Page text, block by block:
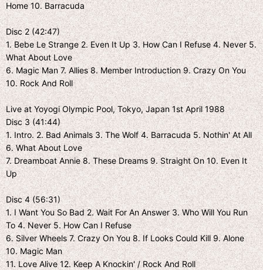
Home 10. Barracuda
Disc 2 (42:47)
1. Bebe Le Strange 2. Even It Up 3. How Can I Refuse 4. Never 5.
What About Love
6. Magic Man 7. Allies 8. Member Introduction 9. Crazy On You
10. Rock And Roll
Live at Yoyogi Olympic Pool, Tokyo, Japan 1st April 1988
Disc 3 (41:44)
1. Intro. 2. Bad Animals 3. The Wolf 4. Barracuda 5. Nothin' At All
6. What About Love
7. Dreamboat Annie 8. These Dreams 9. Straight On 10. Even It
Up
Disc 4 (56:31)
1. I Want You So Bad 2. Wait For An Answer 3. Who Will You Run
To 4. Never 5. How Can I Refuse
6. Silver Wheels 7. Crazy On You 8. If Looks Could Kill 9. Alone
10. Magic Man
11. Love Alive 12. Keep A Knockin' / Rock And Roll